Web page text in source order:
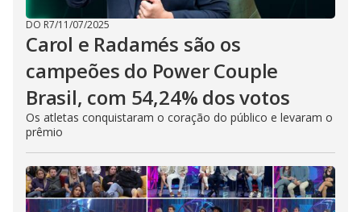
DO R7/11/07/2025
Carol e Radamés são os
campeões do Power Couple
Brasil, com 54,24% dos votos
Os atletas conquistaram o coração do público e levaram o
prêmio